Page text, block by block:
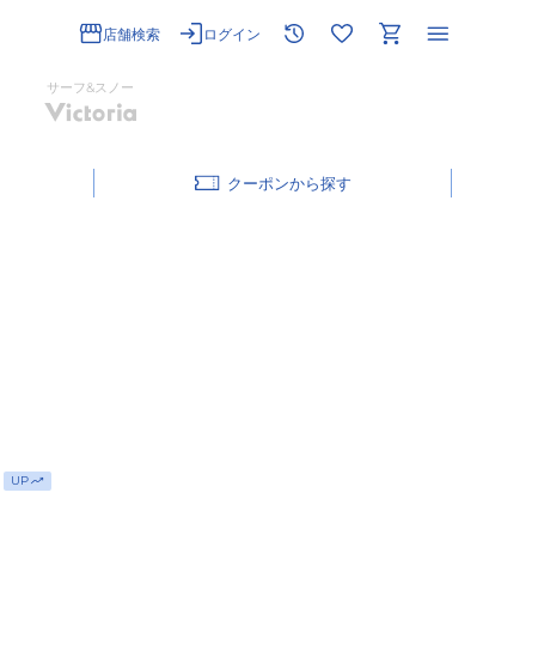
店舗検索 ログイン
サーフ&スノー
クーポン
UP